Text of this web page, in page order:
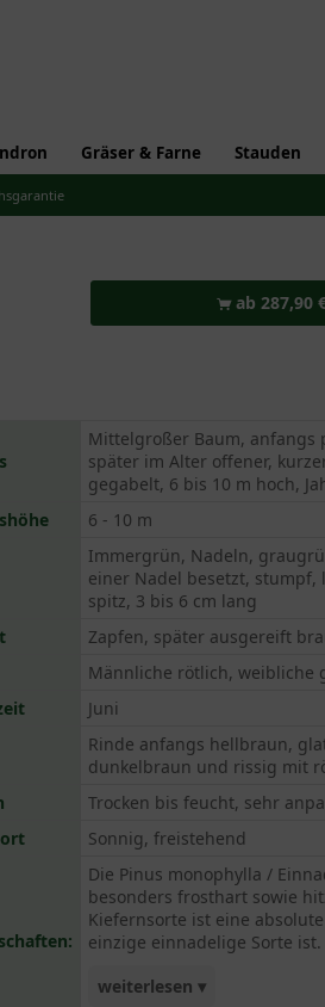
Gräser & Farne Stauden
ab 287,90
Mittelgroßer Baum, anfangs
später im Alter offener,
gegabelt, 6 bis 10 m hoch,
6 - 10 m
Immergrün, Nadeln,
einer Nadel besetzt, stumpf,
spitz, 3 bis 6 cm lang
Zapfen, später ausgereift
Männliche rötlich, weibliche
Juni
Rinde anfangs hellbraun,
dunkelbraun und rissig mit
Trocken bis feucht, sehr
Sonnig, freistehend
Die Pinus monophylla /
besonders frosthart sowie
Kiefernsorte ist eine
einzige einnadelige Sorte ist.
weiterlesen ▾